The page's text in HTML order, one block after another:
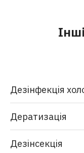
Дезінфекція
Дератизація
Дезінсекція